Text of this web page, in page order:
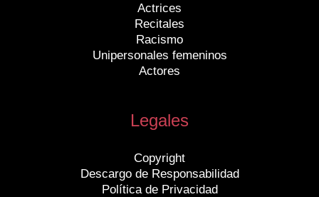
Actrices
Recitales
Racismo
Unipersonales femeninos
Actores
Legales
Copyright
Descargo de Responsabilidad
Política de Privacidad